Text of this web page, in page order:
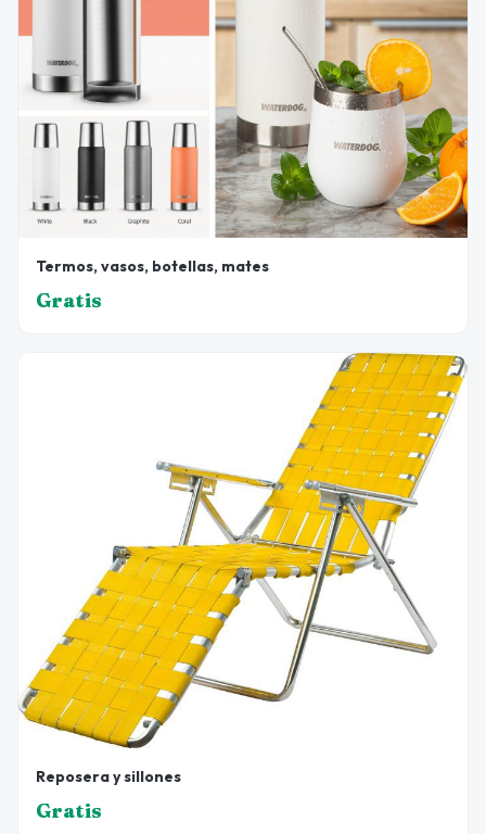
Termos, vasos, botellas, mates
Gratis
Reposera y sillones
Gratis